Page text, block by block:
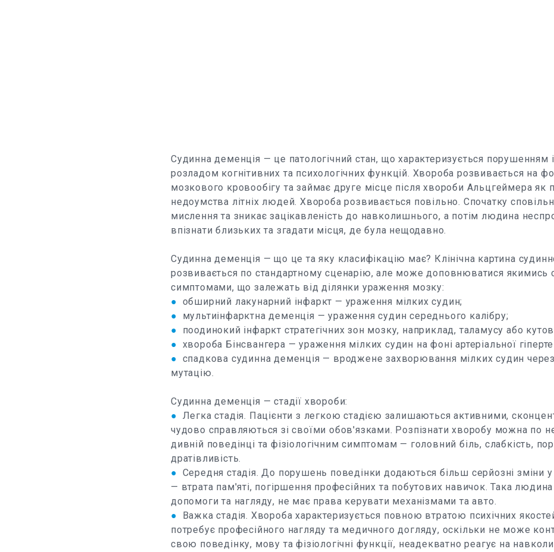
Судинна деменція — це патологічний стан, що характеризується порушенням
розладом когнітивних та психологічних функцій. Хвороба розвивається на
мозкового кровообігу та займає друге місце після хвороби Альцгеймера як
недоумства літніх людей. Хвороба розвивається повільно. Спочатку
мислення та зникає зацікавленість до навколишнього, а потім людина
впізнати близьких та згадати місця, де була нещодавно.
Судинна деменція — що це та яку класифікацію має? Клінічна картина
розвивається по стандартному сценарію, але може доповнюватися якимись
симптомами, що залежать від ділянки ураження мозку:
● обширний лакунарний інфаркт — ураження мілких судин;
●
мультиінфарктна деменція — ураження судин середнього калібру;
●
поодинокий інфаркт стратегічних зон мозку, наприклад, таламусу або
● хвороба Бінсвангера — ураження мілких судин на фоні артеріальної
● спадкова судинна деменція — вроджене захворювання мілких судин
мутацію.
Судинна деменція — стадії хвороби:
● Легка стадія. Пацієнти з легкою стадією залишаються активними,
чудово справляються зі своїми обов'язками. Розпізнати хворобу можна по
дивній поведінці та фізіологічним симптомам — головний біль, слабкість,
дратівливість.
● Середня стадія. До порушень поведінки додаються більш серйозні зміни у
— втрата пам'яті, погіршення професійних та побутових навичок. Така
допомоги та нагляду, не має права керувати механізмами та авто.
●
Важка стадія. Хвороба характеризується повною втратою психічних
потребує професійного нагляду та медичного догляду, оскільки не може
свою поведінку, мову та фізіологічні функції, неадекватно реагує на